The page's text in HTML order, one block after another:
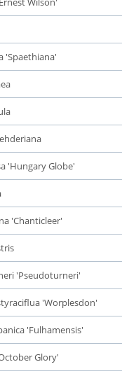
'Spaethiana'
'Hungary Globe'
'Chanticleer'
'Pseudoturneri'
'Worplesdon'
'Fulhamensis'
Glory'